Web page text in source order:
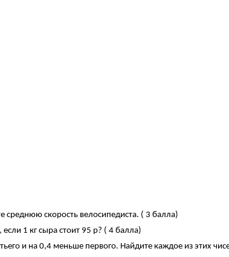
среднюю скорость велосипедиста. ( 3 балла)
1 кг сыра стоит 95 р? ( 4 балла)
и на 0,4 меньше первого. Найдите каждое из этих